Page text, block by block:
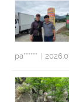
pa****** |